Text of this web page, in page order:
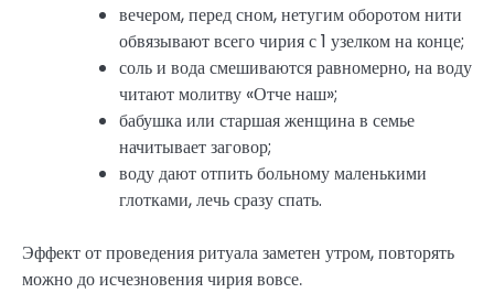
вечером, перед сном, нетугим оборотом нити
обвязывают всего чирия с 1 узелком на конце;
соль и вода смешиваются равномерно, на воду
читают молитву «Отче наш»;
бабушка или старшая женщина в семье
начитывает заговор;
воду дают отпить больному маленькими
глотками, лечь сразу спать.
Эффект от проведения ритуала заметен утром, повторять
можно до исчезновения чирия вовсе.